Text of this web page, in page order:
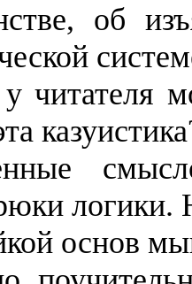
об
читателя
логики.
основ